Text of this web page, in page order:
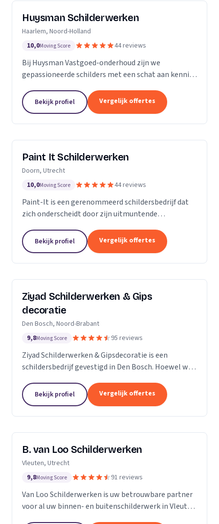
Huysman Schilderwerken
Haarlem, Noord-Holland
10,0Moving Score 44 reviews
Bij Huysman Vastgoed-onderhoud zijn we
gepassioneerde schilders met een schat aan kennis
diverse projecten en materialen, waardoor we een
breed scala...
Bekijk profiel Vergelijk offertes
Paint It Schilderwerken
Doorn, Utrecht
10,0Moving Score 44 reviews
Paint-It is een gerenommeerd schildersbedrijf dat
zich onderscheidt door zijn uitmuntende
ons werk en streven ernaar om elke klus tot een
succes te...
Bekijk profiel Vergelijk offertes
Ziyad Schilderwerken & Gips
decoratie
Den Bosch, Noord-Brabant
9,8Moving Score 95 reviews
Ziyad Schilderwerken & Gipsdecoratie is een
schildersbedrijf gevestigd in Den Bosch. Hoewel we
vakmensen die al vele jaren actief zijn in de...
Bekijk profiel Vergelijk offertes
B. van Loo Schilderwerken
Vleuten, Utrecht
9,8Moving Score 91 reviews
Van Loo Schilderwerken is uw betrouwbare partner
voor al uw binnen- en buitenschilderwerk in Vleuten